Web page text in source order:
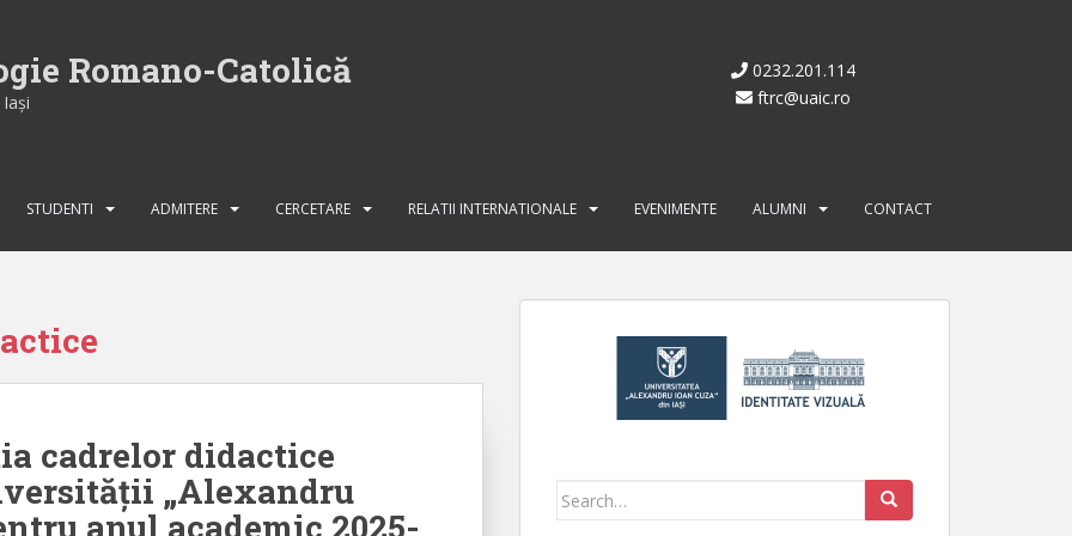
Romano-Catolică
0232.201.114
ftrc@uaic.ro
STUDENTI ADMITERE CERCETARE RELATII INTERNATIONALE EVENIMENTE ALUMNI CONTACT
cadrelor didactice
„Alexandru
anul academic 2025-
Search for: